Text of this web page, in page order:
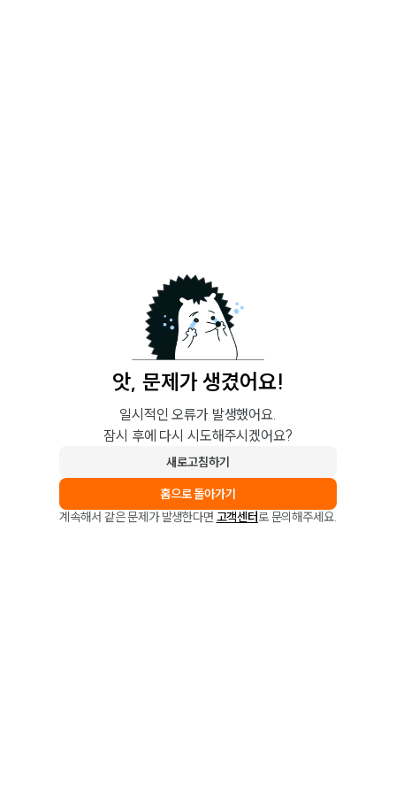
앗, 문제가 생겼어요!
일시적인 오류가 발생했어요.
잠시 후에 다시 시도해주시겠어요?
새로고침하기
홈으로 돌아가기
계속해서 같은 문제가 발생한다면 고객센터로 문의해주세요.